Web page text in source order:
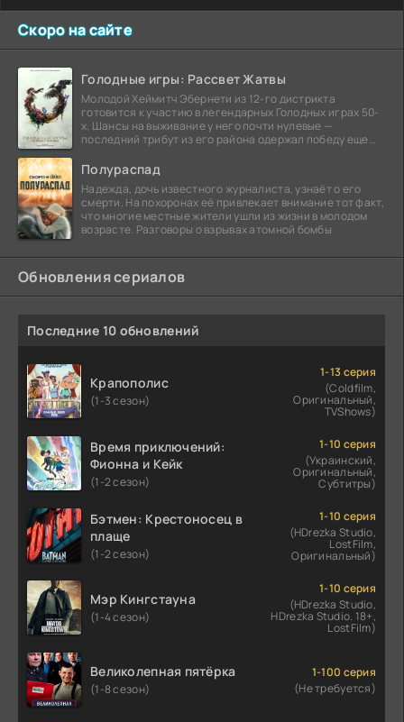
Скоро на сайте
Голодные игры: Рассвет Жатвы
Молодой Хеймитч Эбернети из 12-го дистрикта
готовится к участию в легендарных Голодных играх 50-
х. Шансы на выживание у него почти нулевые —
последний трибут из его района одержал победу еще
Полураспад
Надежда, дочь известного журналиста, узнаёт о его
смерти. На похоронах её привлекает внимание тот факт,
что многие местные жители ушли из жизни в молодом
возрасте. Разговоры о взрывах атомной бомбы
Обновления сериалов
Последние 10 обновлений
Крапополис
(1-3 сезон)
1-13 серия
(Coldfilm,
Оригинальный,
TVShows)
Время приключений:
Фионна и Кейк
(1-2 сезон)
1-10 серия
(Украинский,
Оригинальный,
Субтитры)
Бэтмен: Крестоносец в
плаще
(1-2 сезон)
1-10 серия
(HDrezka Studio,
LostFilm,
Оригинальный)
Мэр Кингстауна
(1-4 сезон)
1-10 серия
(HDrezka Studio,
HDrezka Studio. 18+,
LostFilm)
Великолепная пятёрка
(1-8 сезон)
1-100 серия
(Не требуется)